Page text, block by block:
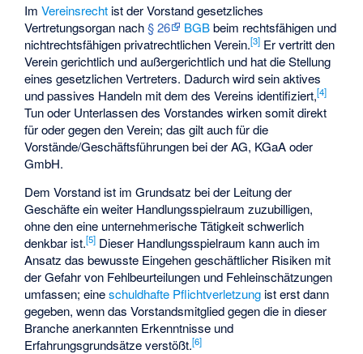
ImVereinsrecht ist der Vorstand gesetzliches
Vertretungsorgan nach§ 26 BGBbeim rechtsfähigen und
nichtrechtsfähigen privatrechtlichen Verein.[3] Er vertritt den
Verein gerichtlich und außergerichtlich und hat die Stellung
eines gesetzlichen Vertreters. Dadurch wird sein aktives
und passives Handeln mit dem des Vereins identifiziert,[4]
Tun oder Unterlassen des Vorstandes wirken somit direkt
für oder gegen den Verein; das gilt auch für die
Vorstände/Geschäftsführungen bei der AG, KGaA oder
GmbH.
Dem Vorstand ist im Grundsatz bei der Leitung der
Geschäfte ein weiter Handlungsspielraum zuzubilligen,
ohne den eine unternehmerische Tätigkeit schwerlich
denkbar ist.[5] Dieser Handlungsspielraum kann auch im
Ansatz das bewusste Eingehen geschäftlicher Risiken mit
der Gefahr von Fehlbeurteilungen und Fehleinschätzungen
umfassen; eineschuldhafte Pflichtverletzung ist erst dann
gegeben, wenn das Vorstandsmitglied gegen die in dieser
Branche anerkannten Erkenntnisse und
Erfahrungsgrundsätze verstößt.[6]